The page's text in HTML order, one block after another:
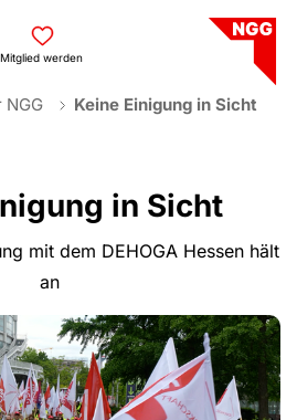
Mitglied werden
Keine Einigung in Sicht
in Sicht
mit dem DEHOGA Hessen hält
an